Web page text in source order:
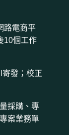
路電商平
10個工作
發；校正
採購、專
案業務單